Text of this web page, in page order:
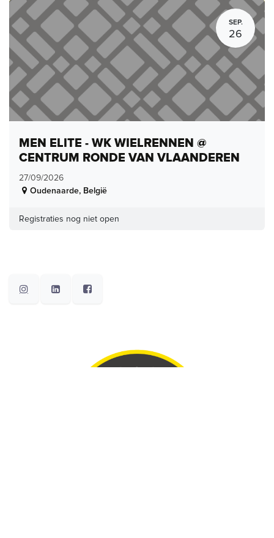
SEP.
26
MEN ELITE - WK WIELRENNEN @
CENTRUM RONDE VAN VLAANDEREN
27/09/2026
Oudenaarde, België
Registraties nog niet open